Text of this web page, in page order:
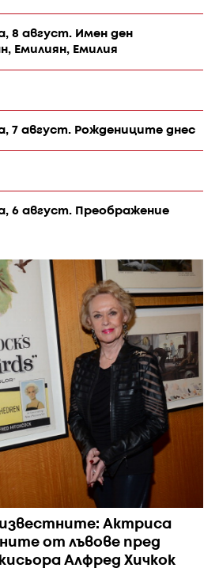
8 август. Имен ден
Емилиян, Емилия
7 август. Рождениците днес
6 август. Преображение
Актриса
от лъвове пред
Алфред Хичкок